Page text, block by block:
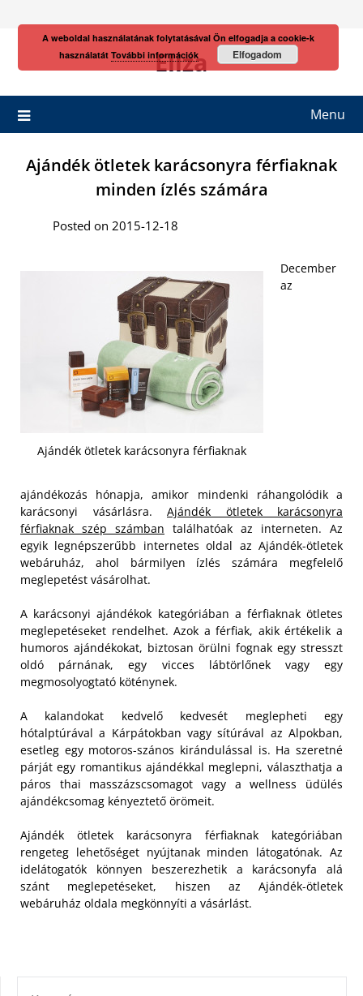
Eliza
Menu
Ajándék ötletek karácsonyra férfiaknak
minden ízlés számára
Posted on 2015-12-18
Ajándék ötletek karácsonyra férfiaknak
December
az
ajándékozás hónapja, amikor mindenki ráhangolódik a
karácsonyi vásárlásra. Ajándék ötletek karácsonyra
férfiaknak szép számban találhatóak az interneten. Az
egyik legnépszerűbb internetes oldal az Ajándék-ötletek
webáruház, ahol bármilyen ízlés számára megfelelő
meglepetést vásárolhat.
A karácsonyi ajándékok kategóriában a férfiaknak ötletes
meglepetéseket rendelhet. Azok a férfiak, akik értékelik a
humoros ajándékokat, biztosan örülni fognak egy stresszt
oldó párnának, egy vicces lábtörlőnek vagy egy
megmosolyogtató köténynek.
A kalandokat kedvelő kedvesét meglepheti egy
hótalptúrával a Kárpátokban vagy sítúrával az Alpokban,
esetleg egy motoros-szános kirándulással is. Ha szeretné
párját egy romantikus ajándékkal meglepni, választhatja a
páros thai masszázscsomagot vagy a wellness üdülés
ajándékcsomag kényeztető örömeit.
Ajándék ötletek karácsonyra férfiaknak kategóriában
rengeteg lehetőséget nyújtanak minden látogatónak. Az
idelátogatók könnyen beszerezhetik a karácsonyfa alá
szánt meglepetéseket, hiszen az Ajándék-ötletek
webáruház oldala megkönnyíti a vásárlást.
A weboldal használatának folytatásával Ön elfogadja a cookie-k
használatát További információk Elfogadom